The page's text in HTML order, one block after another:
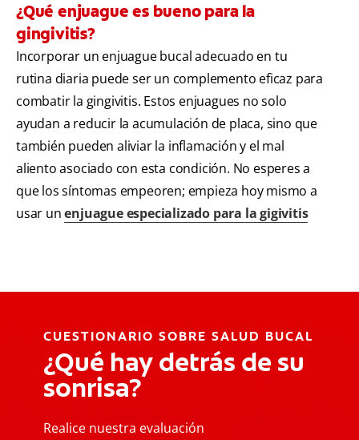
¿Qué enjuague es bueno para la
gingivitis?
Incorporar un enjuague bucal adecuado en tu
rutina diaria puede ser un complemento eficaz para
combatir la gingivitis. Estos enjuagues no solo
ayudan a reducir la acumulación de placa, sino que
también pueden aliviar la inflamación y el mal
aliento asociado con esta condición. No esperes a
que los síntomas empeoren; empieza hoy mismo a
usar unenjuague especializado para la gigivitis
CUESTIONARIO SOBRE SALUD BUCAL
¿Qué hay detrás de su
sonrisa?
Realice nuestra evaluación